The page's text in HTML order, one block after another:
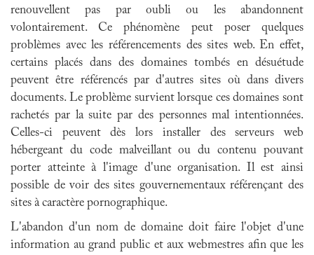
renouvellent pas par oubli ou les abandonnent
volontairement. Ce phénomène peut poser quelques
problèmes avec les référencements des sites web. En effet,
certains placés dans des domaines tombés en désuétude
peuvent être référencés par d'autres sites où dans divers
documents. Le problème survient lorsque ces domaines sont
rachetés par la suite par des personnes mal intentionnées.
Celles-ci peuvent dès lors installer des serveurs web
hébergeant du code malveillant ou du contenu pouvant
porter atteinte à l'image d'une organisation. Il est ainsi
possible de voir des sites gouvernementaux référençant des
sites à caractère pornographique.
L'abandon d'un nom de domaine doit faire l'objet d'une
information au grand public et aux webmestres afin que les